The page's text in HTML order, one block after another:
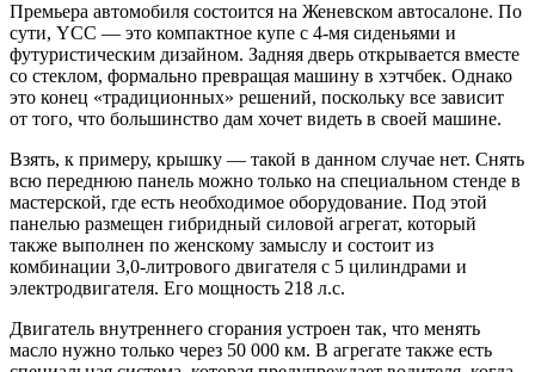
Премьера автомобиля состоится на Женевском автосалоне. По
сути, YCC — это компактное купе с 4-мя сиденьями и
футуристическим дизайном. Задняя дверь открывается вместе
со стеклом, формально превращая машину в хэтчбек. Однако
это конец «традиционных» решений, поскольку все зависит
от того, что большинство дам хочет видеть в своей машине.
Взять, к примеру, крышку — такой в ​​данном случае нет. Снять
всю переднюю панель можно только на специальном стенде в
мастерской, где есть необходимое оборудование. Под этой
панелью размещен гибридный силовой агрегат, который
также выполнен по женскому замыслу и состоит из
комбинации 3,0-литрового двигателя с 5 цилиндрами и
электродвигателя. Его мощность 218 л.с.
Двигатель внутреннего сгорания устроен так, что менять
масло нужно только через 50 000 км. В агрегате также есть